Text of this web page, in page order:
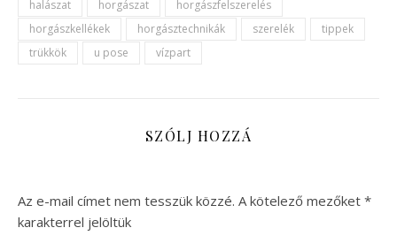
halászat horgászat
horgászfelszerelés
horgászkellékek
horgásztechnikák szerelék
tippek
trükkök
u pose vízpart
SZÓLJ HOZZÁ
Az e-mail címet nem tesszük közzé. A kötelező mezőket *
karakterrel jelöltük